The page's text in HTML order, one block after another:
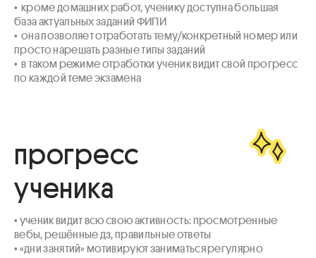
•  кроме домашних работ, ученику доступна большая
база актуальных заданий ФИПИ
•  она позволяет отработать тему/конкретный номер или
просто нарешать разные типы заданий
•  в таком режиме отработки ученик видит свой прогресс
по каждой теме экзамена
прогресс
ученика
• ученик видит всю свою активность: просмотренные
вебы, решённые дз, правильные ответы
• «дни занятий» мотивируют заниматься регулярно